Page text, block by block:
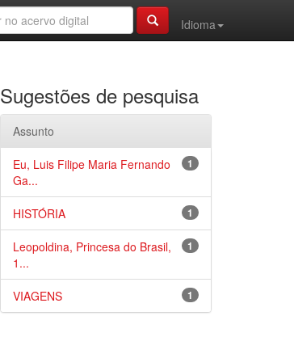
Idioma
Sugestões de pesquisa
Assunto
1
Eu, Luis Filipe Maria Fernando
Ga...
1
HISTÓRIA
1
Leopoldina, Princesa do Brasil,
1...
1
VIAGENS